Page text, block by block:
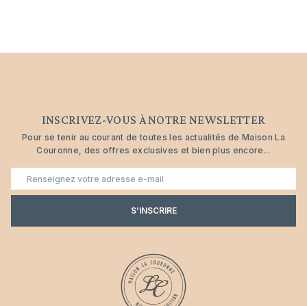
INSCRIVEZ-VOUS À NOTRE NEWSLETTER
Pour se tenir au courant de toutes les actualités de Maison La
Couronne, des offres exclusives et bien plus encore...
E-
S’INSCRIRE